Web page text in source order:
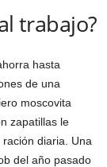
trabajo?
hasta
de una
moscovita
zapatillas le
diaria. Una
del año pasado